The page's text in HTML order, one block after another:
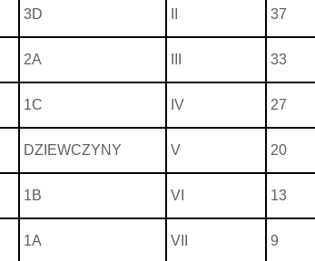
3D 37
2A 33
1C IV 27
DZIEWCZYNY V 20
1B VI 13
1A VII 9